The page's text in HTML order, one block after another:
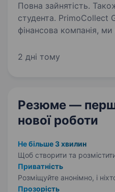
Повна зайнятість.
студента. PrimoCollect Group — це не просто
фінансова компанія,
з кредитами. Ми
2 дні тому
Резюме —
нової роботи
Не більше 3 хвилин
Щоб створити та
Приватність
Розміщуйте анонімно, і
Прозорість